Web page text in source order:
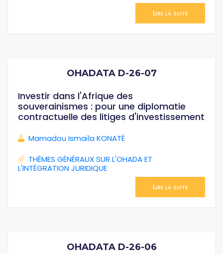
Lire la suite
OHADATA D-26-07
Investir dans l'Afrique des
souverainismes : pour une diplomatie
contractuelle des litiges d'investissement
Mamadou Ismaïla KONATÉ
THÈMES GÉNÉRAUX SUR L'OHADA ET
L'INTÉGRATION JURIDIQUE
Lire la suite
OHADATA D-26-06